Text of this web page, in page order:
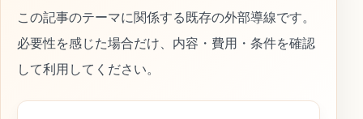
この記事のテーマに関係する既存の外部導線です。
必要性を感じた場合だけ、内容・費用・条件を確認
して利用してください。